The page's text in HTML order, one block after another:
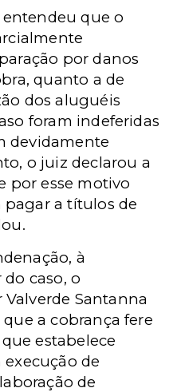
entendeu que o
por danos
quanto a de
dos aluguéis
foram indeferidas
devidamente
o juiz declarou a
por esse motivo
a títulos de
à
caso, o
Santanna
a cobrança fere
que estabelece
de
de